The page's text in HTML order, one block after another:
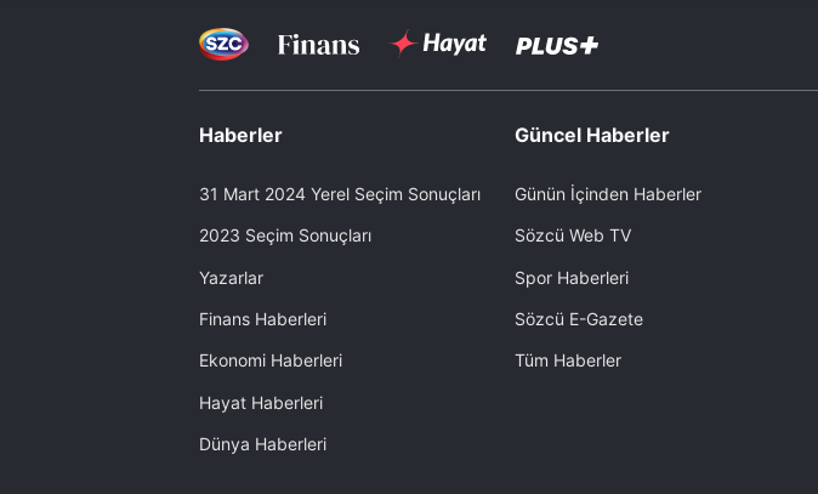
Haberler
31 Mart 2024 Yerel Seçim Sonuçları
2023 Seçim Sonuçları
Yazarlar
Finans Haberleri
Ekonomi Haberleri
Hayat Haberleri
Dünya Haberleri
Güncel Haberler
Günün İçinden Haberler
Sözcü Web TV
Spor Haberleri
Sözcü E-Gazete
Tüm Haberler